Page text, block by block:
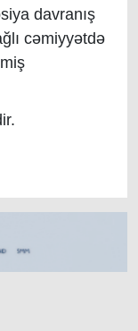
davranış
cəmiyyətdə